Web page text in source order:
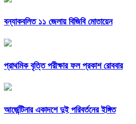
বন্যাকবলিত ১১ জেলায় বিজিবি মোতায়েন
প্রাথমিক বৃত্তি পরীক্ষার ফল প্রকাশ রোববার
আর্জেন্টিনার একাদশে দুই পরিবর্তনের ইঙ্গিত